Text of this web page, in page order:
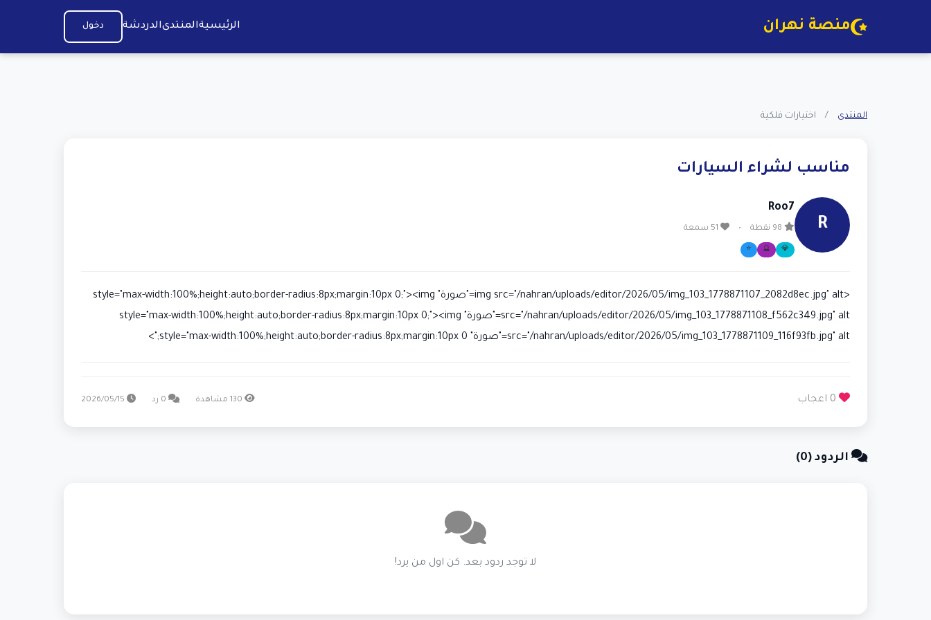
منصة نهران الرئيسيةالمنتدىالدردشة دخول
المنتدى / اختيارات فلكية
مناسب لشراء السيارات
R
Roo7
•
💎
🔮
⭐
<img src="/nahran/uploads/editor/2026/05/img_103_1778871107_2082d8ec.jpg" alt="صورة" style="max-width:100%;height:auto;border-radius:8px;margin:10px 0;"><img
src="/nahran/uploads/editor/2026/05/img_103_1778871108_f562c349.jpg" alt="صورة" style="max-width:100%;height:auto;border-radius:8px;margin:10px 0;"><img
src="/nahran/uploads/editor/2026/05/img_103_1778871109_116f93fb.jpg" alt="صورة" style="max-width:100%;height:auto;border-radius:8px;margin:10px 0;">
الردود (0)
لا توجد ردود بعد. كن اول من يرد!